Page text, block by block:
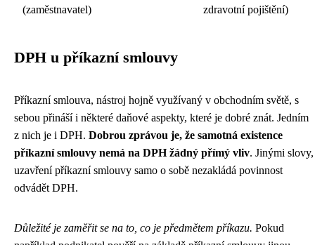
(zaměstnavatel)
zdravotní pojištění)
DPH u příkazní smlouvy
Příkazní smlouva, nástroj hojně využívaný v obchodním světě, s
sebou přináší i některé daňové aspekty, které je dobré znát. Jedním
z nich je i DPH. Dobrou zprávou je, že samotná existence
příkazní smlouvy nemá na DPH žádný přímý vliv. Jinými slovy,
uzavření příkazní smlouvy samo o sobě nezakládá povinnost
odvádět DPH.
Důležité je zaměřit se na to, co je předmětem příkazu. Pokud